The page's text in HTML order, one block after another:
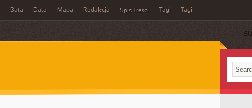
Bata Data Mapa Redakcja Spis Treści Tagi Tagi